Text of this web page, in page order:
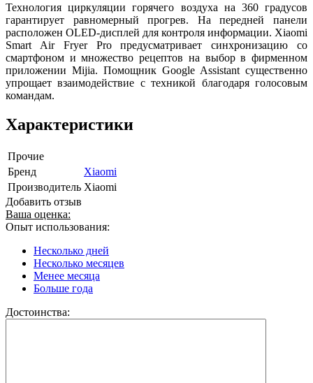
Технология циркуляции горячего воздуха на 360 градусов
гарантирует равномерный прогрев. На передней панели
расположен OLED-дисплей для контроля информации. Xiaomi
Smart Air Fryer Pro предусматривает синхронизацию со
смартфоном и множество рецептов на выбор в фирменном
приложении Mijia. Помощник Google Assistant существенно
упрощает взаимодействие с техникой благодаря голосовым
командам.
Характеристики
Прочие
Бренд
Xiaomi
Производитель Xiaomi
Добавить отзыв
Ваша оценка:
Опыт использования:
Несколько дней
Несколько месяцев
Менее месяца
Больше года
Достоинства: